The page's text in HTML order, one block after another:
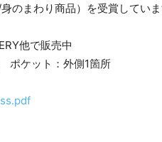
のまわり商品）を受賞していま
他で販売中
ケット：外側1箇所